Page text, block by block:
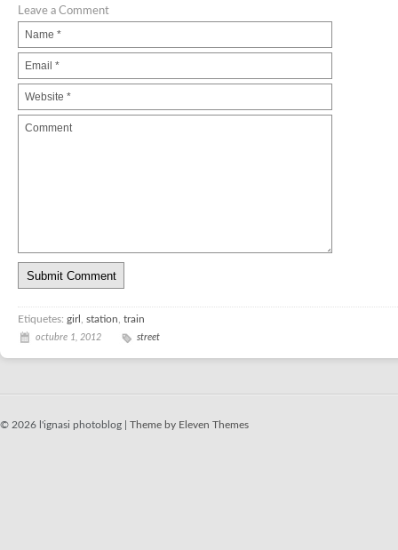
Leave a Comment
Etiquetes: girl station train
octubre 1, 2012 street
© 2026 l'ignasi photoblog | Theme by Eleven Themes